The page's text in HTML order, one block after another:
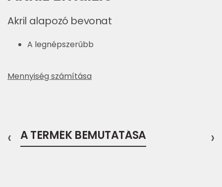
Akril alapozó bevonat
A legnépszerűbb
Mennyiség számítása
A TERMÉK BEMUTATÁSA
‹ ›